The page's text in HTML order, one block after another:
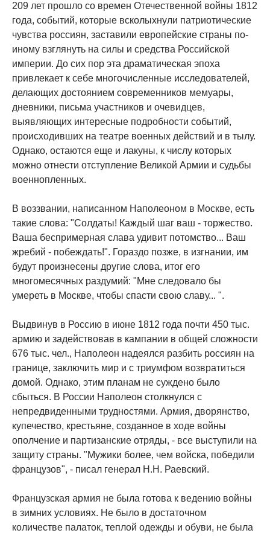
209 лет прошло со времен Отечественной войны 1812
года, событий, которые всколыхнули патриотические
чувства россиян, заставили европейские страны по-
иному взглянуть на силы и средства Российской
империи. До сих пор эта драматическая эпоха
привлекает к себе многочисленные исследователей,
делающих достоянием современников мемуары,
дневники, письма участников и очевидцев,
выявляющих интересные подробности событий,
происходивших на театре военных действий и в тылу.
Однако, остаются еще и лакуны, к числу которых
можно отнести отступление Великой Армии и судьбы
военнопленных.
В воззвании, написанном Наполеоном в Москве, есть
такие слова: "Солдаты! Каждый шаг ваш - торжество.
Ваша беспримерная слава удивит потомство... Ваш
жребий - побеждать!". Гораздо позже, в изгнании, им
будут произнесены другие слова, итог его
многомесячных раздумий: "Мне следовало бы
умереть в Москве, чтобы спасти свою славу... ".
Выдвинув в Россию в июне 1812 года почти 450 тыс.
армию и задействовав в кампании в общей сложности
676 тыс. чел., Наполеон надеялся разбить россиян на
границе, заключить мир и с триумфом возвратиться
домой. Однако, этим планам не суждено было
сбыться. В России Наполеон столкнулся с
непредвиденными трудностями. Армия, дворянство,
купечество, крестьяне, созданное в ходе войны
ополчение и партизанские отряды, - все выступили на
защиту страны. "Мужики более, чем войска, победили
французов", - писал генерал Н.Н. Раевский.
Французская армия не была готова к ведению войны
в зимних условиях. Не было в достаточном
количестве палаток, теплой одежды и обуви, не была